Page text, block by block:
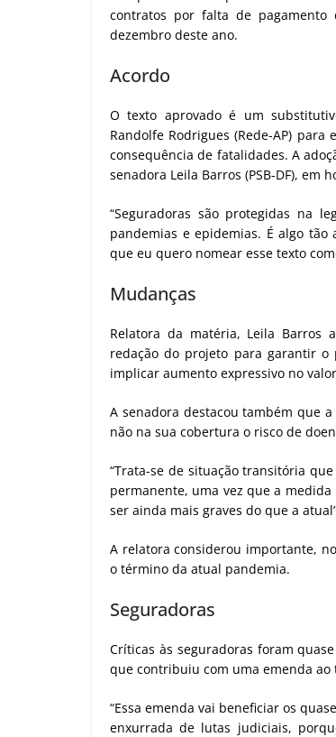
contratos por falta de
dezembro deste ano.
Acordo
O texto aprovado é um
Randolfe Rodrigues (Rede-AP)
consequência de fatalidades. A
senadora Leila Barros (PSB-DF), em
“Seguradoras são protegidas na
pandemias e epidemias. É algo
que eu quero nomear esse texto
Mudanças
Relatora da matéria, Leila Barros
redação do projeto para garantir o
implicar aumento expressivo no
A senadora destacou também que
não na sua cobertura o risco de
“Trata-se de situação transitória
permanente, uma vez que a
ser ainda mais graves do que a
A relatora considerou importante,
o término da atual pandemia.
Seguradoras
Críticas às seguradoras foram
que contribuiu com uma emenda ao
“Essa emenda vai beneficiar os
enxurrada de lutas judiciais,